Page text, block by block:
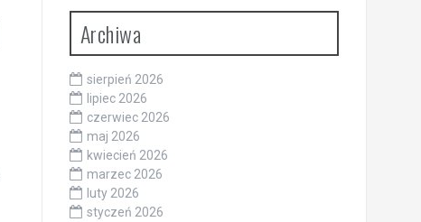
Archiwa
sierpień 2026
lipiec 2026
czerwiec 2026
maj 2026
kwiecień 2026
marzec 2026
luty 2026
styczeń 2026